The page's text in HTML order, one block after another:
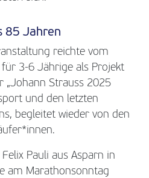
85 Jahren
reichte vom
3-6 Jährige als Projekt
„Johann Strauss 2025
und den letzten
begleitet wieder von den
Pauli aus Asparn in
am Marathonsonntag